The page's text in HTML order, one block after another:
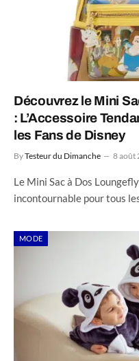
Découvrez le Mini
: L’Accessoire
les Fans de Disney
ByTesteur du Dimanche 8 août
Le Mini Sac à Dos
incontournable pour tous
MODE